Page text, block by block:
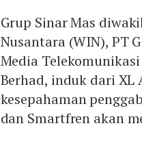
Grup Sinar Mas
Nusantara (WIN), PT
Media
Berhad, induk dari XL
kesepahaman
dan Smartfren akan